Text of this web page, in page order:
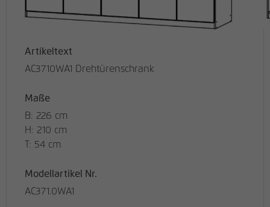
Artikeltext
AC3710WA1 Drehtürenschrank
Maße
B: 226 cm
H: 210 cm
T: 54 cm
Modellartikel Nr.
AC371.0WA1